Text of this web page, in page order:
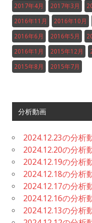
2017年4月 2017年3月
2016年11月 2016年10月
2016年6月 2016年5月
2016年1月 2015年12月
2015年8月 2015年7月
分析動画
2024.12.23の分析
2024.12.20の分析
2024.12.19の分析
2024.12.18の分析
2024.12.17の分析
2024.12.16の分析
2024.12.13の分析